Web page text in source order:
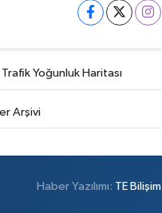
Trafik Yoğunluk Haritası
Arşivi
Haber Yazılımı: TE Bilişim